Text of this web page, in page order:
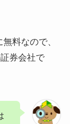
料なので、
券会社で